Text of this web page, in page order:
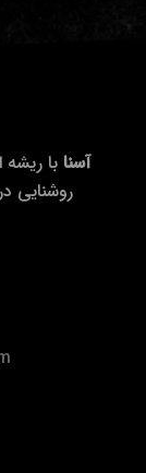
آسنا با
روشنایی